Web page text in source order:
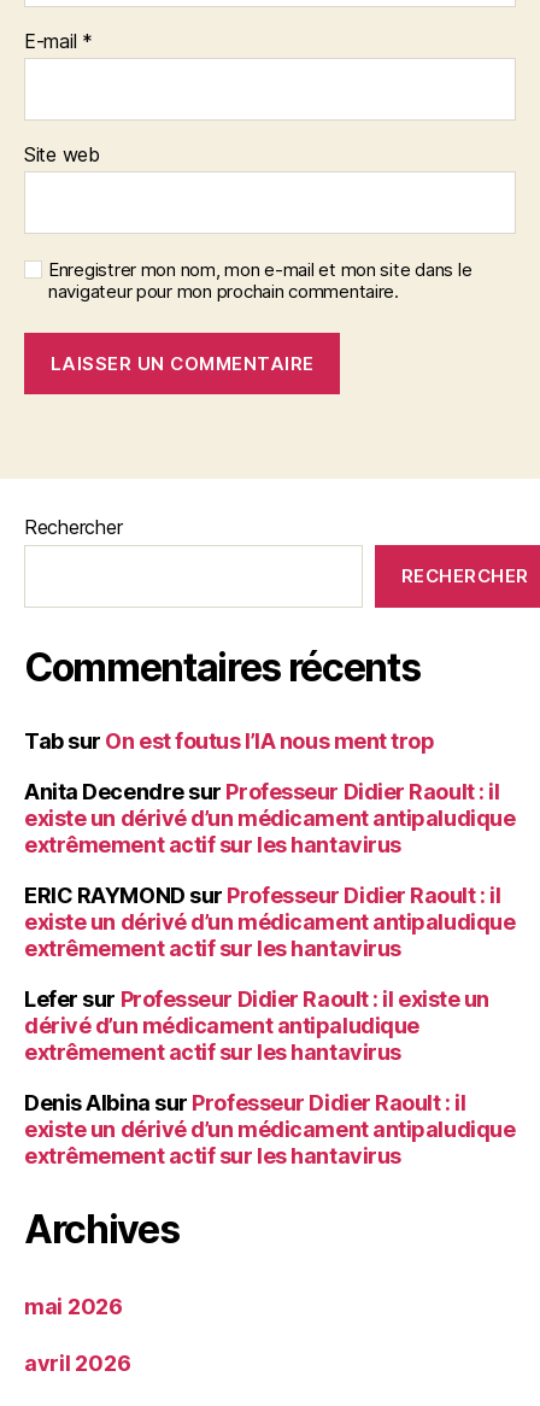
E-mail *
Site web
Enregistrer mon nom, mon e-mail et mon site dans le
navigateur pour mon prochain commentaire.
Rechercher
RECHERCHER
Commentaires récents
Tabsur On est foutus l’IA nous ment trop
Anita Decendresur Professeur Didier Raoult : il
existe un dérivé d’un médicament antipaludique
extrêmement actif sur les hantavirus
ERIC RAYMOND sur Professeur Didier Raoult : il
existe un dérivé d’un médicament antipaludique
extrêmement actif sur les hantavirus
Lefer sur Professeur Didier Raoult : il existe un
dérivé d’un médicament antipaludique
extrêmement actif sur les hantavirus
Denis Albina sur Professeur Didier Raoult : il
existe un dérivé d’un médicament antipaludique
extrêmement actif sur les hantavirus
Archives
mai 2026
avril 2026